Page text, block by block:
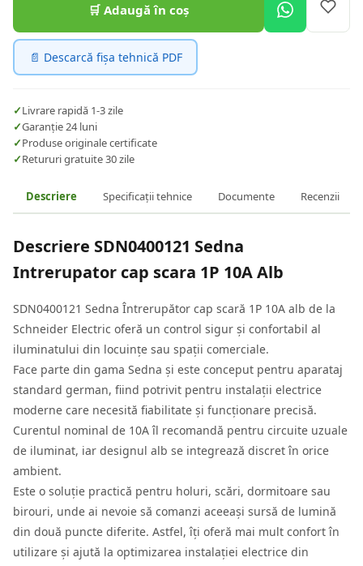
🛒 Adaugă în coș
📄 Descarcă fișa tehnică PDF
✓Livrare rapidă 1-3 zile
✓Garanție 24 luni
✓Produse originale certificate
✓Retururi gratuite 30 zile
Descriere Specificații tehnice Documente Recenzii
Descriere SDN0400121 Sedna
Intrerupator cap scara 1P 10A Alb
SDN0400121 Sedna Întrerupător cap scară 1P 10A alb de la
Schneider Electric oferă un control sigur și confortabil al
iluminatului din locuințe sau spații comerciale.
Face parte din gama Sedna și este conceput pentru aparataj
standard german, fiind potrivit pentru instalații electrice
moderne care necesită fiabilitate și funcționare precisă.
Curentul nominal de 10A îl recomandă pentru circuite uzuale
de iluminat, iar designul alb se integrează discret în orice
ambient.
Este o soluție practică pentru holuri, scări, dormitoare sau
birouri, unde ai nevoie să comanzi aceeași sursă de lumină
din două puncte diferite. Astfel, îți oferă mai mult confort în
utilizare și ajută la optimizarea instalației electrice din